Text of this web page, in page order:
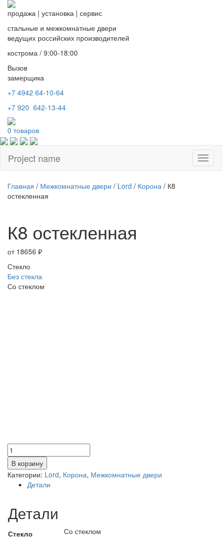
продажа | установка | сервис
стальные и межкомнатные двери
ведущих российских производителей
кострома / 9:00-18:00
Вызов
замерщика
+7 4942 64-10-64
+7 920 642-13-44
0 товаров
Project name
Главная / Межкомнатные двери / Lord / Корона / К8
остекленная
К8 остекленная
от 18656 ₽
Стекло
Без стекла
Со стеклом
Количество
товара
К8
остекленная
В корзину
Категории: Lord, Корона, Межкомнатные двери
Детали
Детали
Стекло
Со стеклом